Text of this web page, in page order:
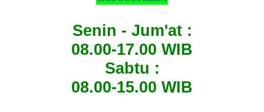
Senin - Jum'at :
08.00-17.00 WIB
Sabtu :
08.00-15.00 WIB